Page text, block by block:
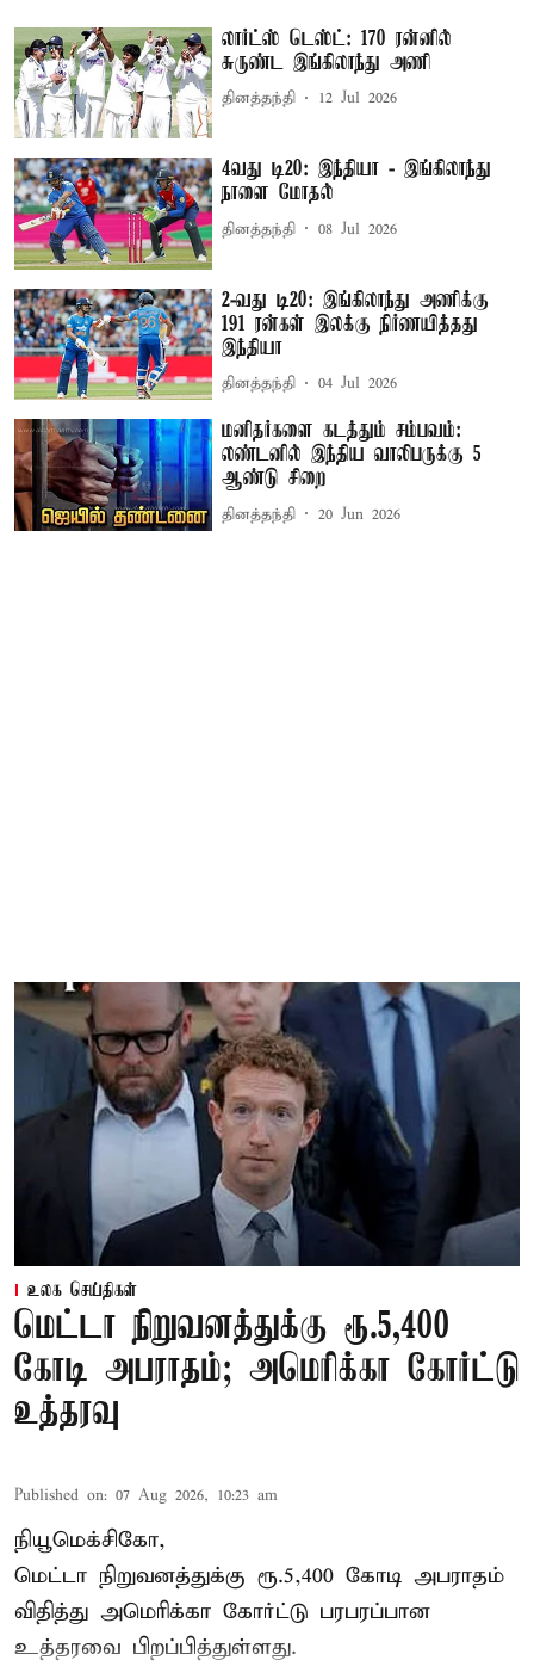
லார்ட்ஸ் டெஸ்ட்: 170 ரன்னில்
சுருண்ட இங்கிலாந்து அணி
தினத்தந்தி 12 Jul 2026
4வது டி20: இந்தியா - இங்கிலாந்து
நாளை மோதல்
தினத்தந்தி 08 Jul 2026
2-வது டி20: இங்கிலாந்து அணிக்கு
191 ரன்கள் இலக்கு நிர்ணயித்தது
இந்தியா
தினத்தந்தி 04 Jul 2026
மனிதர்களை கடத்தும் சம்பவம்:
லண்டனில் இந்திய வாலிபருக்கு 5
ஆண்டு சிறை
தினத்தந்தி 20 Jun 2026
உலக செய்திகள்
மெட்டா நிறுவனத்துக்கு ரூ.5,400
கோடி அபராதம்; அமெரிக்கா கோர்ட்டு
உத்தரவு
Published on: 07 Aug 2026, 10:23 am
நியூமெக்சிகோ,
மெட்டா நிறுவனத்துக்கு ரூ.5,400 கோடி அபராதம்
விதித்து அமெரிக்கா கோர்ட்டு பரபரப்பான
உத்தரவை பிறப்பித்துள்ளது.